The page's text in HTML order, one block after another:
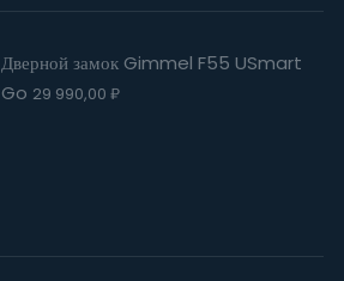
Дверной замок Gimmel F55 USmart
Go 29 990,00₽